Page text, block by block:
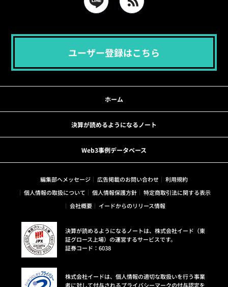
ユーザー登録はこちら
ホーム
決算が読めるようになるノート
Web3事例データベース
編集部へメッセージ 広告掲載のお問い合わせ
利用規約
個人情報の取扱について
個人情報保護方針
特定商取引法に関する表示
会社概要
イードからのリリース情報
決算が読めるようになるノートは、株式会社イード（東
証グロース上場）の運営するサービスです。
証券コード：6038
株式会社イードは、個人情報の適切な取扱いを行う事業
者に対して付与されるプライバシーマークの付与認定を